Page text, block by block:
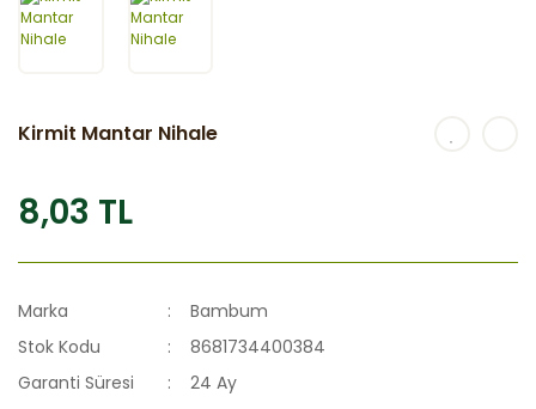
Kirmit Mantar Nihale
8,03 TL
Marka
Bambum
Stok Kodu
8681734400384
Garanti Süresi
24 Ay